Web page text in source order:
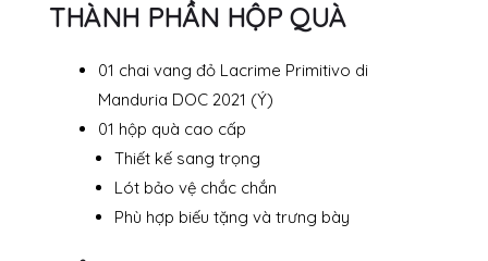
THÀNH PHẦN HỘP QUÀ
01 chai vang đỏ Lacrime Primitivo di
Manduria DOC 2021 (Ý)
01 hộp quà cao cấp
Thiết kế sang trọng
Lót bảo vệ chắc chắn
Phù hợp biếu tặng và trưng bày